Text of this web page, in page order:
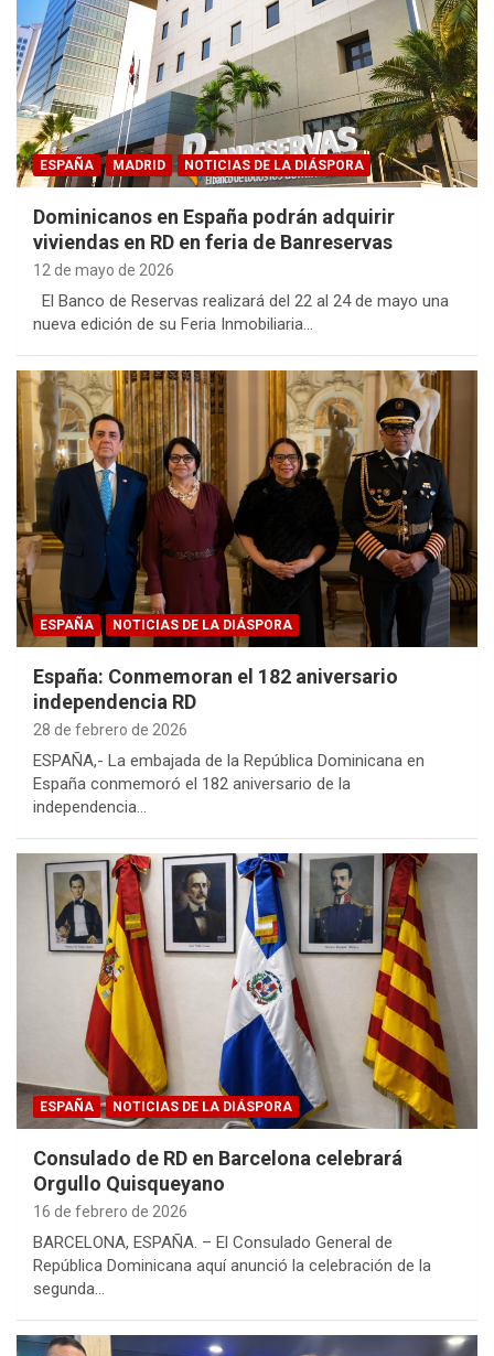
ESPAÑA MADRID NOTICIAS DE LA DIÁSPORA
Dominicanos en España podrán adquirir
viviendas en RD en feria de Banreservas
12 de mayo de 2026
El Banco de Reservas realizará del 22 al 24 de mayo una
nueva edición de su Feria Inmobiliaria…
ESPAÑA NOTICIAS DE LA DIÁSPORA
España: Conmemoran el 182 aniversario
independencia RD
28 de febrero de 2026
ESPAÑA,- La embajada de la República Dominicana en
España conmemoró el 182 aniversario de la
independencia…
ESPAÑA NOTICIAS DE LA DIÁSPORA
Consulado de RD en Barcelona celebrará
Orgullo Quisqueyano
16 de febrero de 2026
BARCELONA, ESPAÑA. – El Consulado General de
República Dominicana aquí anunció la celebración de la
segunda…